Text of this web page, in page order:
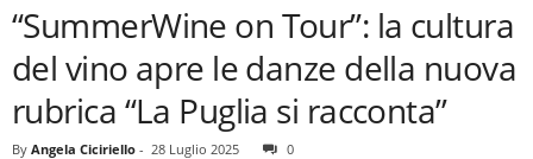
“SummerWine on Tour”: la cultura
del vino apre le danze della nuova
rubrica “La Puglia si racconta”
By Angela Ciciriello - 28 Luglio 2025 0